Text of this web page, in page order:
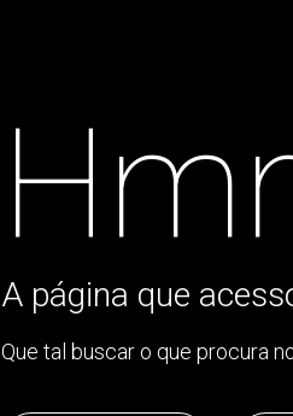
A página que
Que tal buscar o que procura